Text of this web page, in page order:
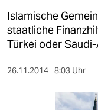
gesellschaft
kultur
Islamische
staatliche
Türkei oder
26.11.2014 8:03 Uhr